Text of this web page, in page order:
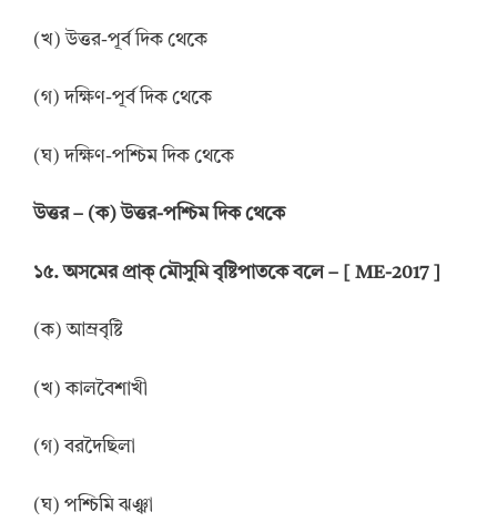
(খ) উত্তর-পূর্ব দিক থেকে
(গ) দক্ষিণ-পূর্ব দিক থেকে
(ঘ) দক্ষিণ-পশ্চিম দিক থেকে
উত্তর– (ক) উত্তর-পশ্চিম দিক থেকে
১৫. অসমের প্রাক্ মৌসুমি বৃষ্টিপাতকে বলে – [ ME-2017 ]
(ক) আম্রবৃষ্টি
(খ) কালবৈশাখী
(গ) বরদৈছিলা
(ঘ) পশ্চিমি ঝঞ্ঝা